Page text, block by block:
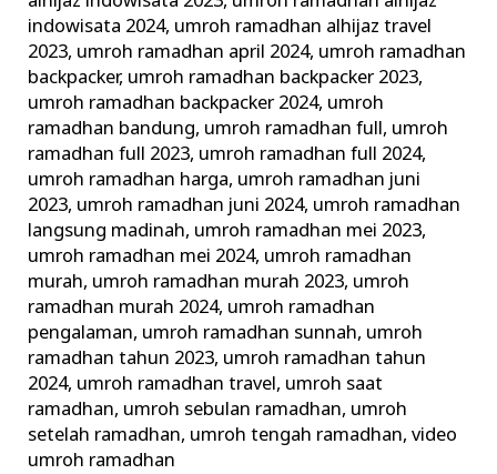
indowisata 2024, umroh ramadhan alhijaz travel
2023, umroh ramadhan april 2024, umroh ramadhan
backpacker, umroh ramadhan backpacker 2023,
umroh ramadhan backpacker 2024, umroh
ramadhan bandung, umroh ramadhan full, umroh
ramadhan full 2023, umroh ramadhan full 2024,
umroh ramadhan harga, umroh ramadhan juni
2023, umroh ramadhan juni 2024, umroh ramadhan
langsung madinah, umroh ramadhan mei 2023,
umroh ramadhan mei 2024, umroh ramadhan
murah, umroh ramadhan murah 2023, umroh
ramadhan murah 2024, umroh ramadhan
pengalaman, umroh ramadhan sunnah, umroh
ramadhan tahun 2023, umroh ramadhan tahun
2024, umroh ramadhan travel, umroh saat
ramadhan, umroh sebulan ramadhan, umroh
setelah ramadhan, umroh tengah ramadhan,video
umroh ramadhan